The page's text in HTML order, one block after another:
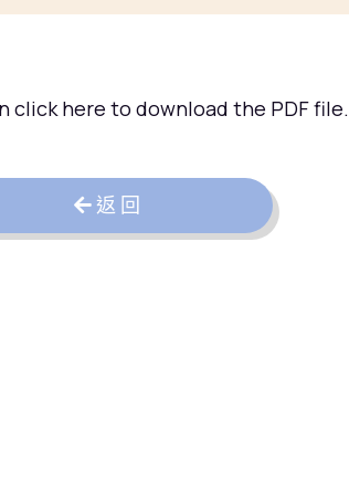
click here to download the PDF file.
返 回